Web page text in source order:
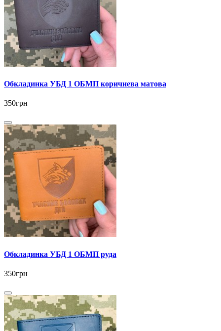
Обкладинка УБД 1 ОБМП коричнева матова
350грн
Обкладинка УБД 1 ОБМП руда
350грн